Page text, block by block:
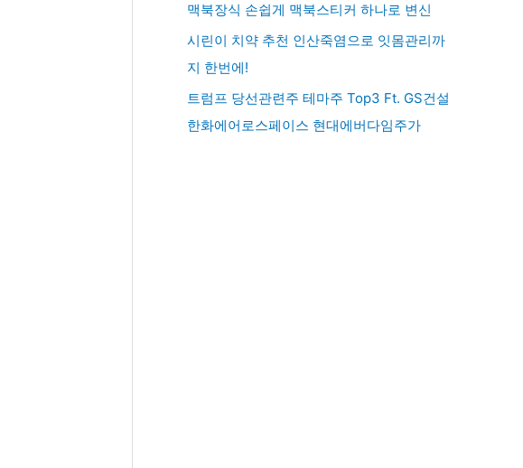
맥북장식 손쉽게 맥북스티커 하나로 변신
시린이 치약 추천 인산죽염으로 잇몸관리까
지 한번에!
트럼프 당선관련주 테마주 Top3 Ft. GS건설
한화에어로스페이스 현대에버다임주가